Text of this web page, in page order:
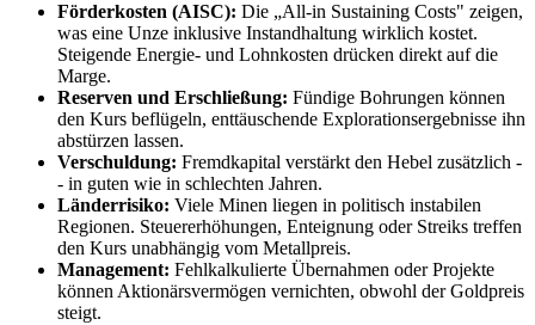
Förderkosten (AISC): Die „All-in Sustaining Costs" zeigen,
was eine Unze inklusive Instandhaltung wirklich kostet.
Steigende Energie- und Lohnkosten drücken direkt auf die
Marge.
Reserven und Erschließung: Fündige Bohrungen können
den Kurs beflügeln, enttäuschende Explorationsergebnisse ihn
abstürzen lassen.
Verschuldung: Fremdkapital verstärkt den Hebel zusätzlich -
- in guten wie in schlechten Jahren.
Länderrisiko: Viele Minen liegen in politisch instabilen
Regionen. Steuererhöhungen, Enteignung oder Streiks treffen
den Kurs unabhängig vom Metallpreis.
Management: Fehlkalkulierte Übernahmen oder Projekte
können Aktionärsvermögen vernichten, obwohl der Goldpreis
steigt.